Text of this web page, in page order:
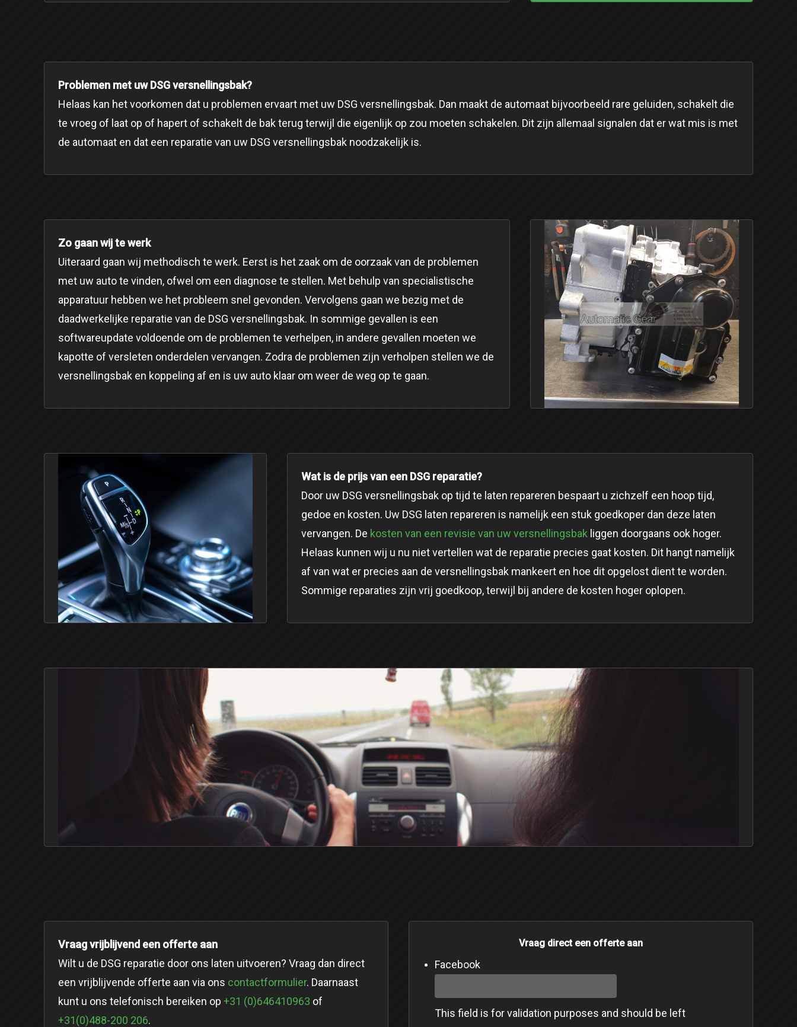
Problemen met uw DSG versnellingsbak?
Helaas kan het voorkomen dat u problemen ervaart met uw DSG versnellingsbak. Dan maakt de automaat bijvoorbeeld rare geluiden, schakelt die
te vroeg of laat op of hapert of schakelt de bak terug terwijl die eigenlijk op zou moeten schakelen. Dit zijn allemaal signalen dat er wat mis is met
de automaat en dat een reparatie van uw DSG versnellingsbak noodzakelijk is.
Zo gaan wij te werk
Uiteraard gaan wij methodisch te werk. Eerst is het zaak om de oorzaak van de problemen
met uw auto te vinden, ofwel om een diagnose te stellen. Met behulp van specialistische
apparatuur hebben we het probleem snel gevonden. Vervolgens gaan we bezig met de
daadwerkelijke reparatie van de DSG versnellingsbak. In sommige gevallen is een
softwareupdate voldoende om de problemen te verhelpen, in andere gevallen moeten we
kapotte of versleten onderdelen vervangen. Zodra de problemen zijn verholpen stellen we de
versnellingsbak en koppeling af en is uw auto klaar om weer de weg op te gaan.
Wat is de prijs van een DSG reparatie?
Door uw DSG versnellingsbak op tijd te laten repareren bespaart u zichzelf een hoop tijd,
gedoe en kosten. Uw DSG laten repareren is namelijk een stuk goedkoper dan deze laten
vervangen. De kosten van een revisie van uw versnellingsbak liggen doorgaans ook hoger.
Helaas kunnen wij u nu niet vertellen wat de reparatie precies gaat kosten. Dit hangt namelijk
af van wat er precies aan de versnellingsbak mankeert en hoe dit opgelost dient te worden.
Sommige reparaties zijn vrij goedkoop, terwijl bij andere de kosten hoger oplopen.
Vraag vrijblijvend een offerte aan
Wilt u de DSG reparatie door ons laten uitvoeren? Vraag dan direct
een vrijblijvende offerte aan via ons contactformulier. Daarnaast
kunt u ons telefonisch bereiken op+31 (0)646410963 of
+31(0)488-200 206.
Vraag direct een offerte aan
Facebook
This field is for validation purposes and should be left